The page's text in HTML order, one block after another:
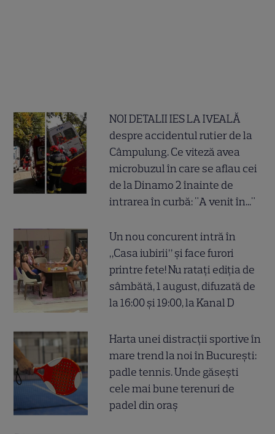
NOI DETALII IES LA IVEALĂ
despre accidentul rutier de la
Câmpulung. Ce viteză avea
microbuzul în care se aflau cei
de la Dinamo 2 înainte de
intrarea în curbă: "A venit în..."
Un nou concurent intră în
„Casa iubirii” și face furori
printre fete! Nu ratați ediția de
sâmbătă, 1 august, difuzată de
la 16:00 și 19:00, la Kanal D
Harta unei distracții sportive în
mare trend la noi în București:
padle tennis. Unde găsești
cele mai bune terenuri de
padel din oraș